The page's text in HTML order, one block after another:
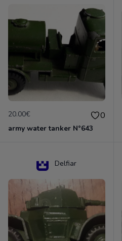
20.00€ 0
army water tanker N°643
Delfiar